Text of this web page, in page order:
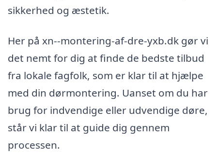
sikkerhed og æstetik.
Her på xn--montering-af-dre-yxb.dk gør vi
det nemt for dig at finde de bedste tilbud
fra lokale fagfolk, som er klar til at hjælpe
med din dørmontering. Uanset om du har
brug for indvendige eller udvendige døre,
står vi klar til at guide dig gennem
processen.